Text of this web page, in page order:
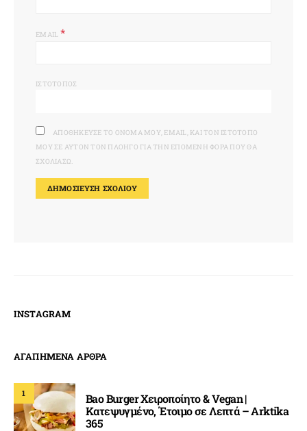
EMAIL *
ΙΣΤΌΤΟΠΟΣ
ΑΠΟΘΉΚΕΥΣΕ ΤΟ ΌΝΟΜΆ ΜΟΥ, EMAIL, ΚΑΙ ΤΟΝ ΙΣΤΌΤΟΠΟ
ΜΟΥ ΣΕ ΑΥΤΌΝ ΤΟΝ ΠΛΟΗΓΌ ΓΙΑ ΤΗΝ ΕΠΌΜΕΝΗ ΦΟΡΆ ΠΟΥ ΘΑ
ΣΧΟΛΙΆΣΩ.
INSTAGRAM
ΑΓΑΠΗΜΕΝΑ ΑΡΘΡΑ
1
Bao Burger Χειροποίητο & Vegan |
Κατεψυγμένο, Έτοιμο σε Λεπτά – Arktika
365